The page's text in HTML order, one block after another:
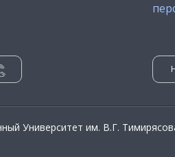
Университет им. В.Г.